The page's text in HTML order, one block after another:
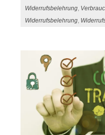
Widerrufsbelehrung
Widerrufsbelehrung